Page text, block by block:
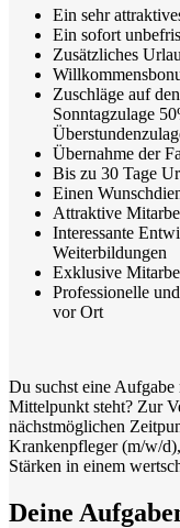
Ein sehr
Ein sofort
Zusätzliches
Zuschläge auf
Sonntagzulage
Übernahme der
Bis zu 30 Tage
Einen
Attraktive
Interessante
Weiterbildungen
Exklusive
Professionelle
vor Ort
Du suchst eine
Mittelpunkt steht? Zur
nächstmöglichen
Krankenpfleger (m/w/
Stärken in einem
Deine